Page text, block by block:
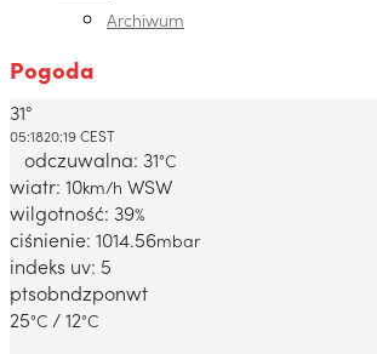
Archiwum
Pogoda
Dabrowa Gornicza, PL
31°
05:1820:19 CEST
odczuwalna: 31°C
wiatr: 10km/h WSW
wilgotność: 39%
ciśnienie: 1014.56mbar
indeks uv: 5
ptsobndzponwt
25°C / 12°C